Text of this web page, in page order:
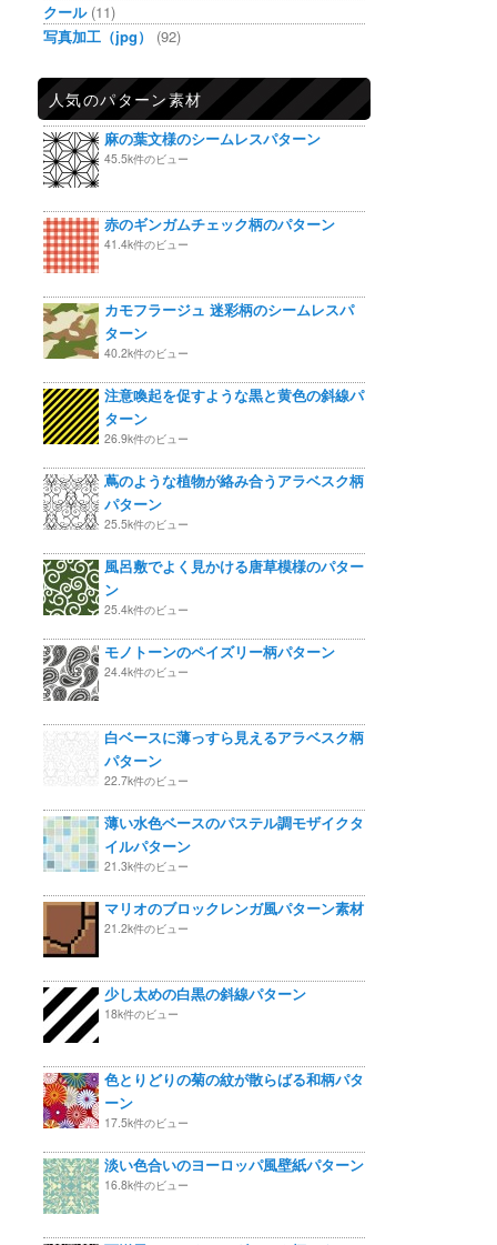
クール(11)
写真加工（jpg）
(92)
人気のパターン素材
麻の葉文様のシームレスパターン
45.5k件のビュー
赤のギンガムチェック柄のパターン
41.4k件のビュー
カモフラージュ 迷彩柄のシームレスパ
ターン
40.2k件のビュー
注意喚起を促すような黒と黄色の斜線パ
ターン
26.9k件のビュー
蔦のような植物が絡み合うアラベスク柄
パターン
25.5k件のビュー
風呂敷でよく見かける唐草模様のパター
ン
25.4k件のビュー
モノトーンのペイズリー柄パターン
24.4k件のビュー
白ベースに薄っすら見えるアラベスク柄
パターン
22.7k件のビュー
薄い水色ベースのパステル調モザイクタ
イルパターン
21.3k件のビュー
マリオのブロックレンガ風パターン素材
21.2k件のビュー
少し太めの白黒の斜線パターン
18k件のビュー
色とりどりの菊の紋が散らばる和柄パタ
ーン
17.5k件のビュー
淡い色合いのヨーロッパ風壁紙パターン
16.8k件のビュー